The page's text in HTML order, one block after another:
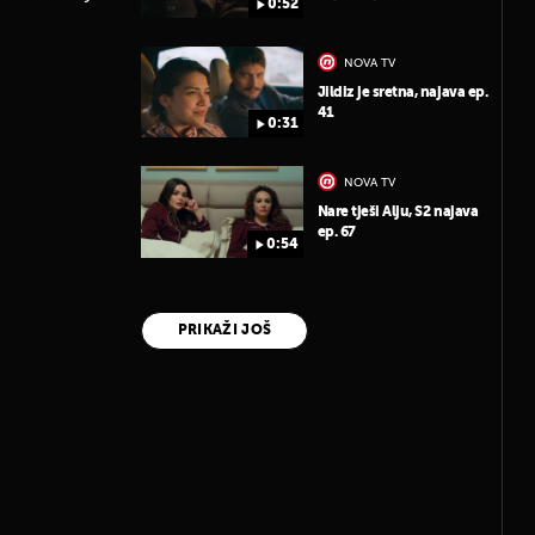
0:52
0:31
NOVA TV
Jildiz je sretna, najava ep.
41
0:54
NOVA TV
Nare tješi Alju, S2 najava
ep. 67
PRIKAŽI JOŠ